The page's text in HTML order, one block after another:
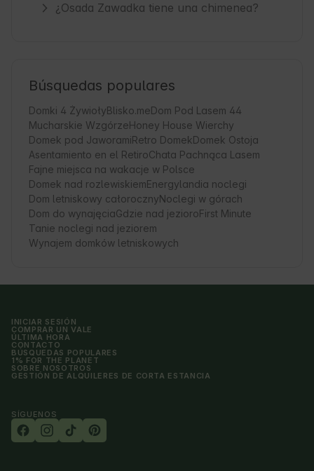
¿Osada Zawadka tiene una chimenea?
Búsquedas populares
Domki 4 ŻywiołyBlisko.meDom Pod Lasem 44
Mucharskie WzgórzeHoney House Wierchy
Domek pod JaworamiRetro DomekDomek Ostoja
Asentamiento en el RetiroChata Pachnąca Lasem
Fajne miejsca na wakacje w Polsce
Domek nad rozlewiskiemEnergylandia noclegi
Dom letniskowy całorocznyNoclegi w górach
Dom do wynajęciaGdzie nad jezioroFirst Minute
Tanie noclegi nad jeziorem
Wynajem domków letniskowych
INICIAR SESIÓN
COMPRAR UN VALE
ÚLTIMA HORA
CONTACTO
BÚSQUEDAS POPULARES
1% FOR THE PLANET
SOBRE NOSOTROS
GESTIÓN DE ALQUILERES DE CORTA ESTANCIA
SÍGUENOS